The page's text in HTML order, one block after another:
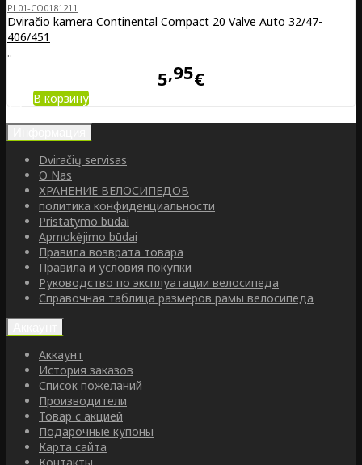
PL01-CO0181211
Dviračio kamera Continental Compact 20 Valve Auto 32/47-
406/451
..
5 95€
В корзину
Dviračių servisas
O Nas
ХРАНЕНИЕ ВЕЛОСИПЕДОВ
политика конфиденциальности
Pristatymo būdai
Apmokėjimo būdai
Правила возврата товара
Правила и условия покупки
Руководство по эксплуатации велосипеда
Справочная таблица размеров рамы велосипеда
Аккаунт
История заказов
Список пожеланий
Производители
Товар с акцией
Подарочные купоны
Карта сайта